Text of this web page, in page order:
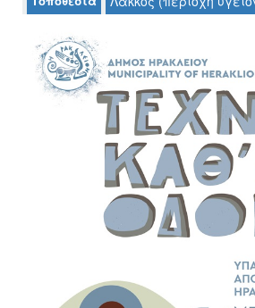
Ζωγραφική
Φωτογραφία
Τραγούδι
Μουσική
Κινηματογράφος
Θέατρο